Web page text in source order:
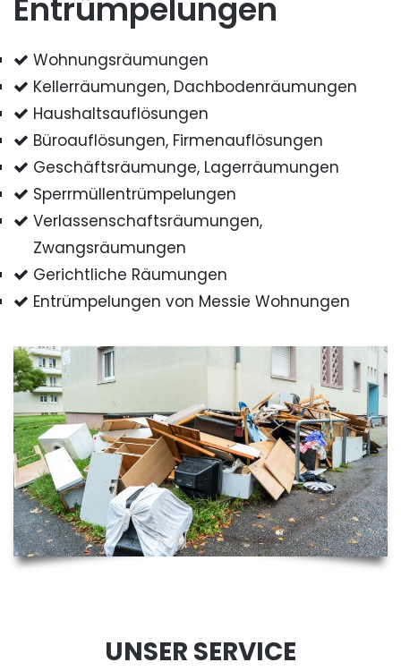
Entrümpelungen
Wohnungsräumungen
Kellerräumungen, Dachbodenräumungen
Haushaltsauflösungen
Büroauflösungen, Firmenauflösungen
Geschäftsräumunge, Lagerräumungen
Sperrmüllentrümpelungen
Verlassenschaftsräumungen,
Zwangsräumungen
Gerichtliche Räumungen
Entrümpelungen von Messie Wohnungen
UNSER SERVICE